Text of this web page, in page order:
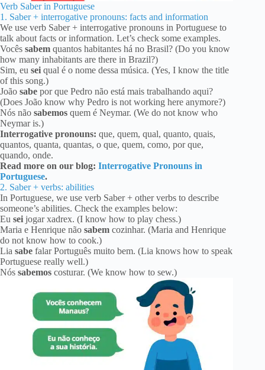
Verb Saber in Portuguese
1. Saber + interrogative pronouns: facts and information
We use verb Saber + interrogative pronouns in Portuguese to
talk about facts or information. Let’s check some examples.
Vocês sabem quantos habitantes há no Brasil? (Do you know
how many inhabitants are there in Brazil?)
Sim, eu sei qual é o nome dessa música. (Yes, I know the title
of this song.)
João sabe por que Pedro não está mais trabalhando aqui?
(Does João know why Pedro is not working here anymore?)
Nós não sabemos quem é Neymar. (We do not know who
Neymar is.)
Interrogative pronouns: que, quem, qual, quanto, quais,
quantos, quanta, quantas, o que, quem, como, por que,
quando, onde.
Read more on our blog: Interrogative Pronouns in
Portuguese.
2. Saber + verbs: abilities
In Portuguese, we use verb Saber + other verbs to describe
someone’s abilities. Check the examples below:
Eu sei jogar xadrex. (I know how to play chess.)
Maria e Henrique não sabem cozinhar. (Maria and Henrique
do not know how to cook.)
Lia sabe falar Português muito bem. (Lia knows how to speak
Portuguese really well.)
Nós sabemos costurar. (We know how to sew.)